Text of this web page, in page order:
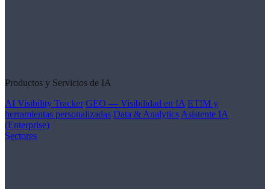
Productos y Servicios de IA
AI Visibility Tracker GEO — Visibilidad en IA ETIM y
herramientas personalizadas Data & Analytics Asistente IA
(Enterprise)
Sectores